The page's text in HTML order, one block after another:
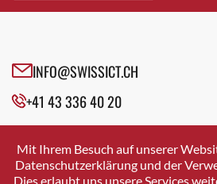
Cazis
Crissier
Davos Platz
Dierikon
Dietikon
INFO@SWISSICT.CH
+41 43 336 40 20
SWISSICT
VULKANSTRASSE 120
8048 ZURICH
Mit Ihrem Besuch auf unserer
Datenschutzerklärung und der
Dies erlaubt uns unsere Services